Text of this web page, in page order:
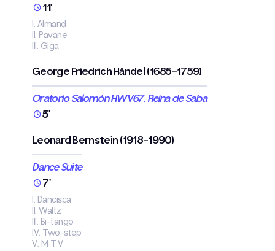
11'
I. Almand
II. Pavane
III. Giga
George Friedrich Händel (1685-1759)
Oratorio Salomón HWV67. Reina de Saba
5'
Leonard Bernstein (1918-1990)
Dance Suite
7'
I. Dancisca
II. Waltz
III. Bi-tango
IV. Two-step
V. M T V